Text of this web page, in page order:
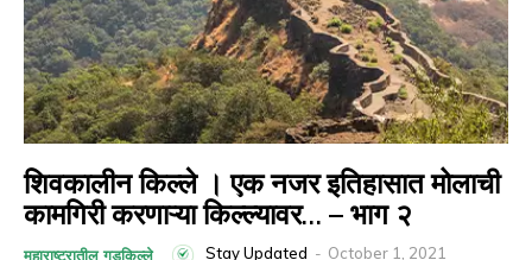
शिवकालीन किल्ले । एक नजर इतिहासात मोलाची
कामगिरी करणाऱ्या किल्ल्यावर… – भाग २
महाराष्ट्रातील गडकिल्ले Stay Updated - October 1, 2021